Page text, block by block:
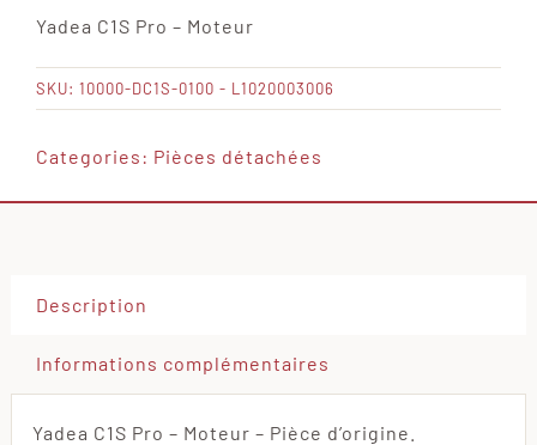
Pro
-
Moteur
Yadea C1S Pro – Moteur
SKU: 10000-DC1S-0100 - L1020003006
Categories: Pièces détachées
Description
Informations complémentaires
Yadea C1S Pro – Moteur – Pièce d’origine.